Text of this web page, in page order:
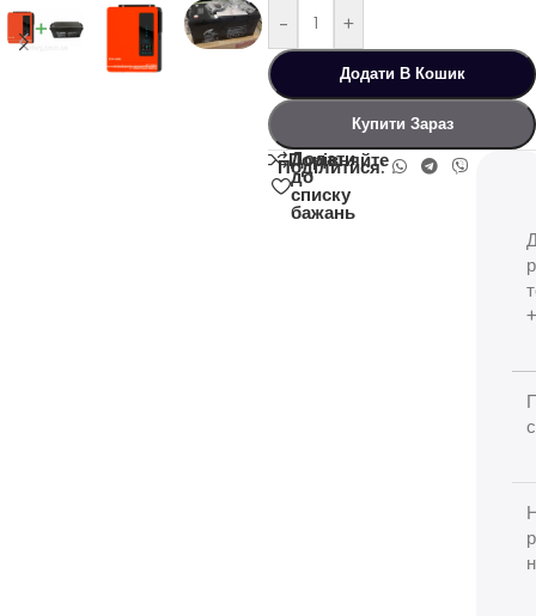
- +
Додати В Кошик
Купити Зараз
Порівняйте
Додати
до
списку
бажань
Поділитися: